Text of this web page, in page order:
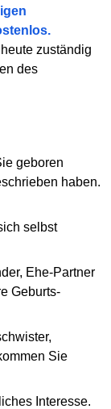
zuständig
des
geboren
haben.
selbst
Ehe-Partner
Geburts-
Sie
Interesse.